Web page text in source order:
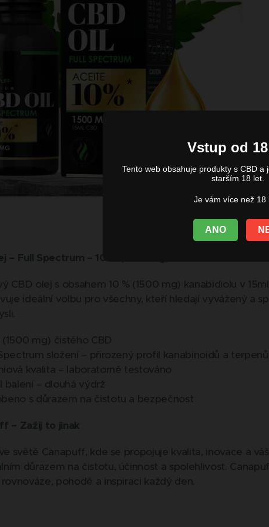
Vstup od
Tento web obsahuje produkty s CBD a
starším 18 let.
Je vám více než 18
ANO
– Full Spectrum – 10 % (1500 mg)
CBD olej s obsahem 10 % (1500 mg) kanabidiolu v
ideální volbu pro všechny, kteří hledají vyvážený a
(1500 mg) čistého CBD
Spectrum složení – přirozený profil kanabinoidů a terpenů
kvalita – laboratorně testováno
balení – dlouhá výdrž
s důrazem na čistotu a bezpečnost
– Zažij to jinak
světě Canapuff, kde se propojuje kvalita, inovace a
důrazem na čistotu, účinnost a spolehlivost.
pohodě a inspiraci každý den.